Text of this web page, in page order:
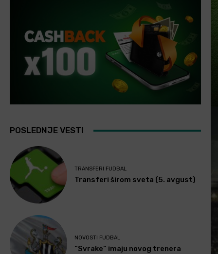
POSLEDNJE VESTI
TRANSFERI FUDBAL
Transferi širom sveta (5. avgust)
NOVOSTI FUDBAL
“Svrake” imaju novog trenera